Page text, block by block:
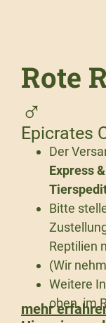
Rote
♂
Epicrates
Der
Express
Bitte
Reptilien
(Wir
Weitere
oben, im
mehr